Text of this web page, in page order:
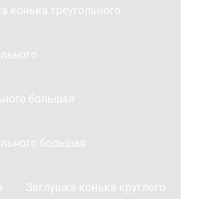
конька треугольного
большая
большая
Заглушка конька круглого